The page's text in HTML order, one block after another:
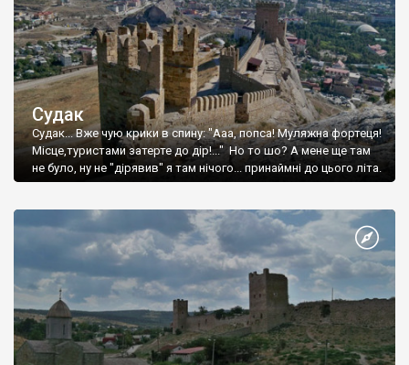
Судак
Судак... Вже чую крики в спину: "Ааа, попса! Муляжна фортеця!
Місце,туристами затерте до дір!..." Но то шо? А мене ще там
не було, ну не "дірявив" я там нічого... принаймні до цього літа.